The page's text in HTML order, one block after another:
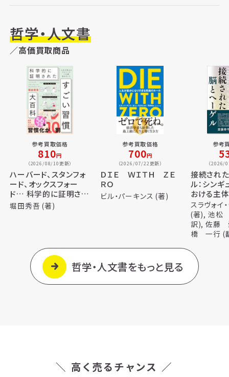
哲学・人文書
／高価買取商品
参考買取価格
810円
（2026/08/10更新）
ハーバード、スタンフォ
ード、オックスフォー
ド… 科学的に証明され
た すごい習慣大百科
人生が変わるテクニッ
堀田秀吾 (著)
参考買取価格
700円
（2026/07/22更新）
ＤＩＥ ＷＩＴＨ ＺＥ
ＲＯ
ビル・パーキンス (著)
参考
（2026/
接続され
ル：シンギ
おける主
スラヴォイ
(著), 池松
訳), 佐藤
橋 一行 (
哲学・人文書をもっと見る
＼ 高く売るチャンス ／